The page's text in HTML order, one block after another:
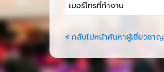
เบอร์โทรที่ทำงาน
« กลับไปหน้าค้นหาผู้เชี่ยวชาญ